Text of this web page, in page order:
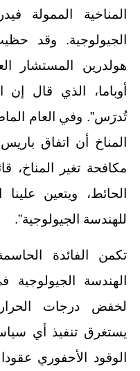
المناخية الممولة
الجيولوجية. وقد
هولدرين المستشار
أوباما، الذي قال إن
تُدرَس”. وفي العام
المناخ أن اتفاق
مكافحة تغير المناخ،
الحائط، ويتعين
للهندسة الجيولوجية”.
تكمن الفائدة
الهندسة الجيولوجية
لخفض درجات
يستغرق تنفيذ أي
الوقود الأحفوري